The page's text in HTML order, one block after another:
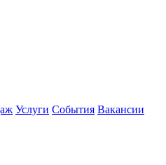
Услуги События Вакансии